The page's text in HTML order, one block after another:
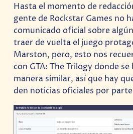
Hasta el momento de
gente de Rockstar Games no
comunicado oficial sobre
traer de vuelta el juego
Marston, pero, esto nos
con GTA: The Trilogy donde
manera similar, así que hay
den noticias oficiales por